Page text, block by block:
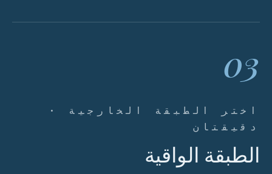
03
اختر الطبقة الخارجية ·
دقيقتان
الطبقة الواقية